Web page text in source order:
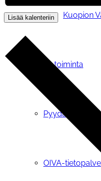
Kuopion
OLKA®-toiminta
Pyydä OLKA-
OIVA-
Lisää kalenteriin